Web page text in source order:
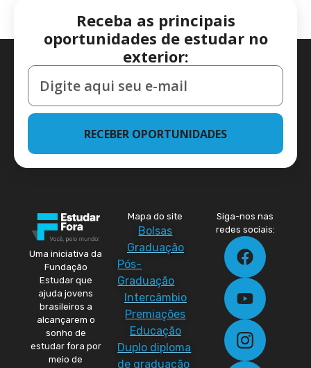
Receba as principais
oportunidades de estudar no
exterior:
RECEBER OPORTUNIDADES
Uma iniciativa da
Fundação
Estudar que
ajuda jovens
brasileiros a
alcançarem o
sonho de
estudar fora por
meio de
Mapa do site
Bolsas
Graduação
Pós-
Graduação
Intercâmbio
Premiações
Educação
Duplo diploma
de graduação
Siga-nos nas
redes sociais: